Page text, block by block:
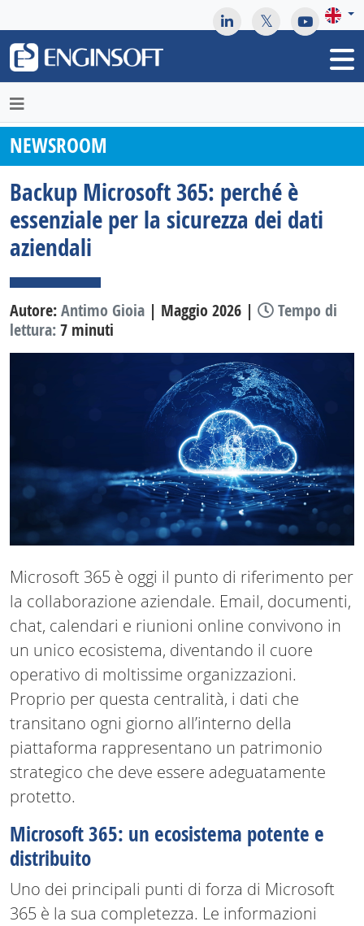
NEWSROOM
Backup Microsoft 365: perché è
essenziale per la sicurezza dei dati
aziendali
Autore:Antimo Gioia | Maggio 2026 |
Tempo di
lettura:7 minuti
Microsoft 365 è oggi il punto di riferimento per
la collaborazione aziendale. Email, documenti,
chat, calendari e riunioni online convivono in
un unico ecosistema, diventando il cuore
operativo di moltissime organizzazioni.
Proprio per questa centralità, i dati che
transitano ogni giorno all’interno della
piattaforma rappresentano un patrimonio
strategico che deve essere adeguatamente
protetto.
Microsoft 365: un ecosistema potente e
distribuito
Uno dei principali punti di forza di Microsoft
365 è la sua completezza. Le informazioni
May we use cookies to track your activities? We take your
privacy very seriously. Please see our privacy policy for details
and any questions.